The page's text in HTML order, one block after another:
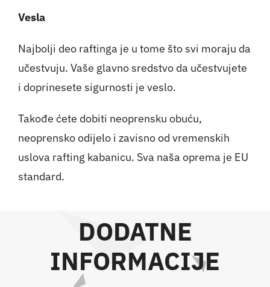
Vesla
Najbolji deo raftinga je u tome što svi moraju da
učestvuju. Vaše glavno sredstvo da učestvujete
i doprinesete sigurnosti je veslo.
Takođe ćete dobiti neoprensku obuću,
neoprensko odijelo i zavisno od vremenskih
uslova rafting kabanicu. Sva naša oprema je EU
standard.
DODATNE
INFORMACIJE